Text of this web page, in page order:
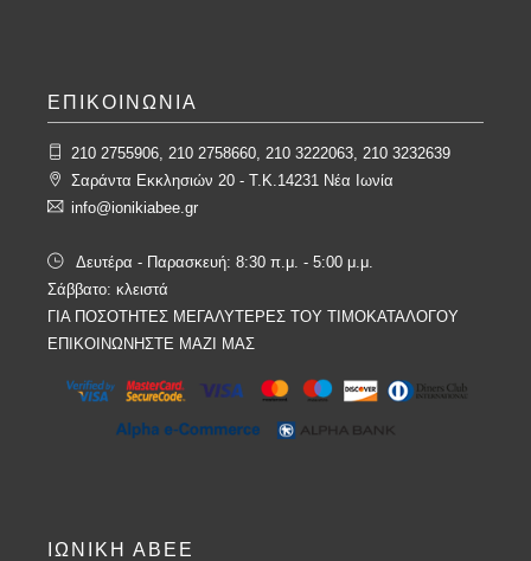
ΕΠΙΚΟΙΝΩΝΙΑ
210 2755906, 210 2758660, 210 3222063, 210 3232639
Σαράντα Εκκλησιών 20 - T.K.14231 Νέα Ιωνία
info@ionikiabee.gr
Δευτέρα - Παρασκευή: 8:30 π.μ. - 5:00 μ.μ.
Σάββατο: κλειστά
ΓΙΑ ΠΟΣΟΤΗΤΕΣ ΜΕΓΑΛΥΤΕΡΕΣ ΤΟΥ ΤΙΜΟΚΑΤΑΛΟΓΟΥ
ΕΠΙΚΟΙΝΩΝΗΣΤΕ ΜΑΖΙ ΜΑΣ
ΙΩΝΙΚΗ ΑΒΕΕ